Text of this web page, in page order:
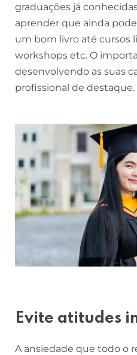
graduações já
aprender que ainda
um bom livro até cursos
workshops etc. O
desenvolvendo as suas
profissional de destaque.
Evite atitudes
A ansiedade que todo o